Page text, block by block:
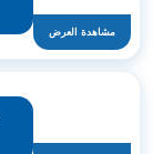
مشاهدة العرض